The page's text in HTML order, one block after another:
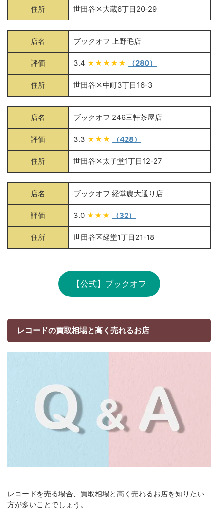
住所 世田谷区大蔵6丁目20-29
店名 ブックオフ 上野毛店
評価 3.4 ★★★★★ （280）
住所 世田谷区中町3丁目16-3
店名 ブックオフ 246三軒茶屋店
評価 3.3 ★★★ （428）
住所 世田谷区太子堂1丁目12-27
店名 ブックオフ 経堂農大通り店
評価 3.0 ★★★ （32）
住所 世田谷区経堂1丁目21-18
【公式】ブックオフ
レコードの買取相場と高く売れるお店
レコードを売る場合、買取相場と高く売れるお店を知りたい
方が多いことでしょう。